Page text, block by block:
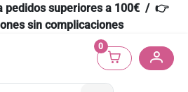
pedidos superiores a 100€ / 👉
sin complicaciones
0